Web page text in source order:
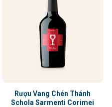
Rượu Vang Chén Thánh
Schola Sarmenti Corimei